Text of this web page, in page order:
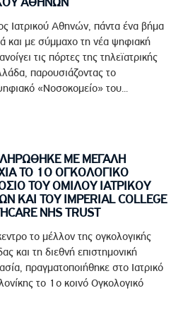
Ιατρικού Αθηνών, πάντα ένα βήμα
και με σύμμαχο τη νέα ψηφιακή
τις πόρτες της τηλεϊατρικής
παρουσιάζοντας το
«Νοσοκομείο» του...
ΜΕ ΜΕΓΑΛΗ
ΤΟ 1Ο ΟΓΚΟΛΟΓΙΚΟ
ΤΟΥ ΟΜΙΛΟΥ ΙΑΤΡΙΚΟΥ
ΚΑΙ ΤΟΥ IMPERIAL COLLEGE
NHS TRUST
το μέλλον της ογκολογικής
και τη διεθνή επιστημονική
πραγματοποιήθηκε στο Ιατρικό
το 1ο κοινό Ογκολογικό